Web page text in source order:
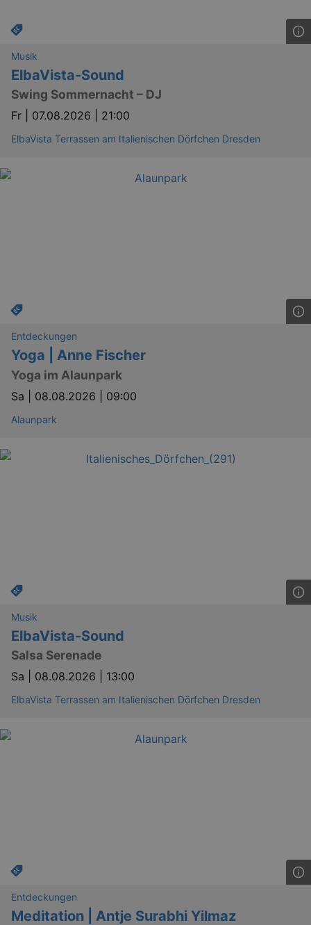
Musik
ElbaVista-Sound
Swing Sommernacht – DJ
Fr | 07.08.2026 | 21:00
ElbaVista Terrassen am Italienischen Dörfchen Dresden
Entdeckungen
Yoga | Anne Fischer
Yoga im Alaunpark
Sa | 08.08.2026 | 09:00
Alaunpark
Musik
ElbaVista-Sound
Salsa Serenade
Sa | 08.08.2026 | 13:00
ElbaVista Terrassen am Italienischen Dörfchen Dresden
Entdeckungen
Meditation | Antje Surabhi Yilmaz